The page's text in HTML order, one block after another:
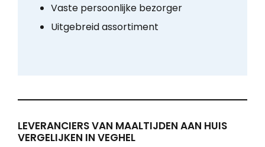
Vaste persoonlijke bezorger
Uitgebreid assortiment
LEVERANCIERS VAN MAALTIJDEN AAN HUIS
VERGELIJKEN IN VEGHEL